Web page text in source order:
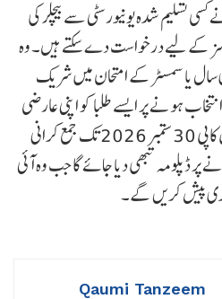
تسلیم شدہ یونیورسٹی سے بیچلر کی
کے لیے درخواست دے سکتے ہیں۔ وہ
سال یا سمسٹر کے امتحان میں شریک
ہونے پر ایسے طلبا کو اپنی عارضی
مارک شیٹ یا سرٹیفکیٹ کی اصل کاپی 30 ستمبر 2026 تک جمع کرانی
پر ڈپلومہ تبھی دیا جائے گا جب وہ آئی
پیش کریں گے۔
Qaumi Tanzeem